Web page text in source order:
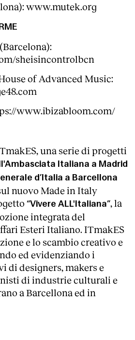
www.mutek.org
sheisincontrolbcn
of Advanced Music:
www.ibizabloom.com/
una serie di progetti
Italiana a Madrid
d’Italia a Barcellona
nuovo Made in Italy
“Vivere ALL'Italiana”, la
integrata del
Esteri Italiano. ITmakES
e lo scambio creativo e
ed evidenziando i
di designers, makers e
di industrie culturali e
a Barcellona ed in